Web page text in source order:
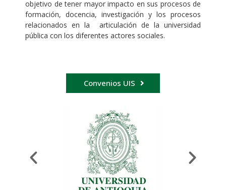
objetivo de tener mayor impacto en sus procesos de
formación, docencia, investigación y los procesos
relacionados en la articulación de la universidad
pública con los diferentes actores sociales.
Convenios UIS